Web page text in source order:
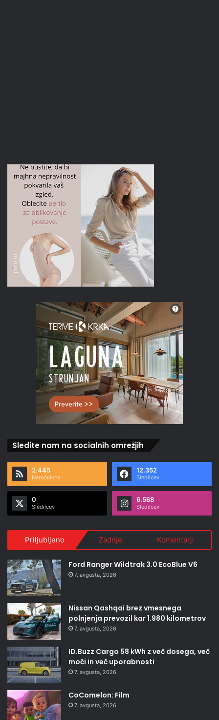
Sledite nam na socialnih omrežjih
2.445
Naročnikov
12.352
Sledilcev
0
Sledilcev
6.568
Sledilcev
Priljubljeno Zadnje Komentarji
Ford Ranger Wildtrak 3.0 EcoBlue V6
7. avgusta, 2026
Nissan Qashqai brez vmesnega
polnjenja prevozil kar 1.980 kilometrov
7. avgusta, 2026
ID.Buzz Cargo 58 kWh z več dosega, več
moči in več uporabnosti
7. avgusta, 2026
CoComelon: Film
7. avgusta, 2026